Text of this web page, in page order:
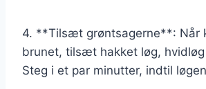
4. **Tilsæt grøntsagerne**: Når
brunet, tilsæt hakket løg, hvidløg
Steg i et par minutter, indtil